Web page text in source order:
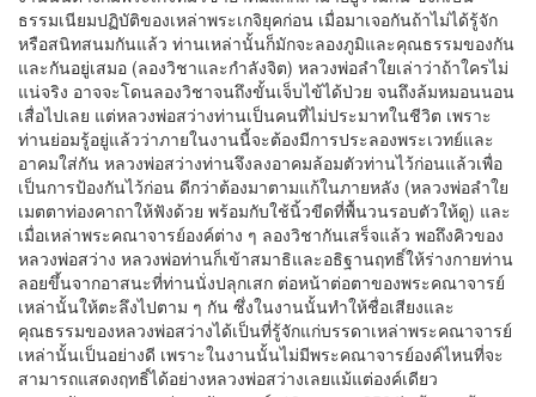
ธรรมเนียมปฏิบัติของเหล่าพระเกจิยุคก่อน เมื่อมาเจอกันถ้าไม่ได้รู้จัก
หรือสนิทสนมกันแล้ว ท่านเหล่านั้นก็มักจะลองภูมิและคุณธรรมของกัน
และกันอยู่เสมอ (ลองวิชาและกำลังจิต) หลวงพ่อลำใยเล่าว่าถ้าใครไม่
แน่จริง อาจจะโดนลองวิชาจนถึงขั้นเจ็บไข้ได้ป่วย จนถึงล้มหมอนนอน
เสื่อไปเลย แต่หลวงพ่อสว่างท่านเป็นคนที่ไม่ประมาทในชีวิต เพราะ
ท่านย่อมรู้อยู่แล้วว่าภายในงานนี้จะต้องมีการประลองพระเวทย์และ
อาคมใส่กัน หลวงพ่อสว่างท่านจึงลงอาคมล้อมตัวท่านไว้ก่อนแล้วเพื่อ
เป็นการป้องกันไว้ก่อน ดีกว่าต้องมาตามแก้ในภายหลัง (หลวงพ่อลำใย
เมตตาท่องคาถาให้ฟังด้วย พร้อมกับใช้นิ้วขีดที่พื้นวนรอบตัวให้ดู) และ
เมื่อเหล่าพระคณาจารย์องค์ต่าง ๆ ลองวิชากันเสร็จแล้ว พอถึงคิวของ
หลวงพ่อสว่าง หลวงพ่อท่านก็เข้าสมาธิและอธิฐานฤทธิ์ให้ร่างกายท่าน
ลอยขึ้นจากอาสนะที่ท่านนั่งปลุกเสก ต่อหน้าต่อตาของพระคณาจารย์
เหล่านั้นให้ตะลึงไปตาม ๆ กัน ซึ่งในงานนั้นทำให้ชื่อเสียงและ
คุณธรรมของหลวงพ่อสว่างได้เป็นที่รู้จักแก่บรรดาเหล่าพระคณาจารย์
เหล่านั้นเป็นอย่างดี เพราะในงานนั้นไม่มีพระคณาจารย์องค์ไหนที่จะ
สามารถแสดงฤทธิ์ได้อย่างหลวงพ่อสว่างเลยแม้แต่องค์เดียว